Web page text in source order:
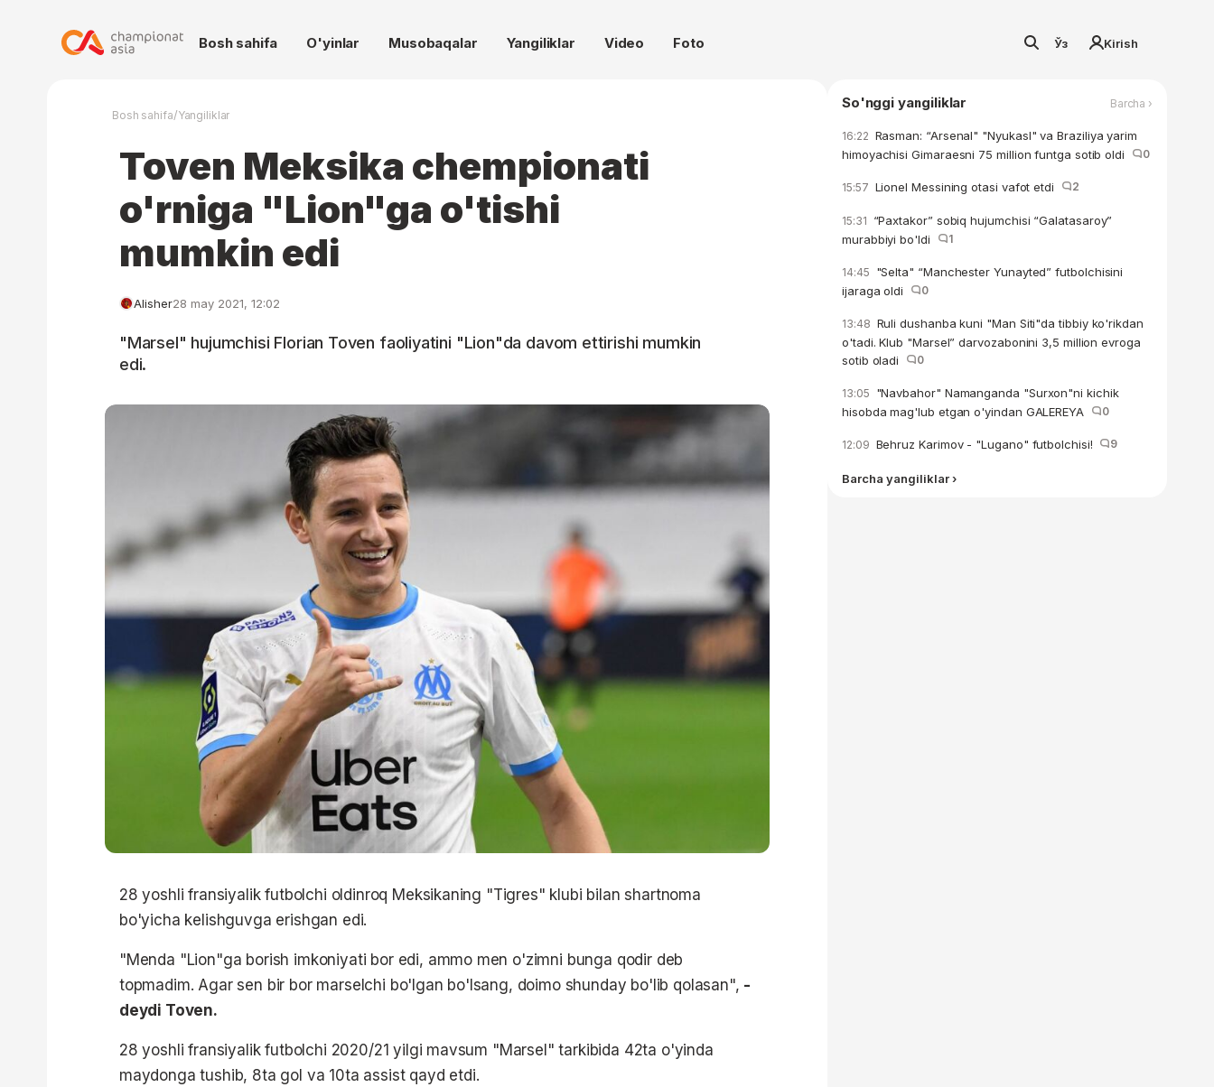
Bosh sahifa O'yinlar Musobaqalar Yangiliklar Video Foto Ўз Kirish
Bosh sahifa/Yangiliklar
Toven Meksika chempionati
o'rniga "Lion"ga o'tishi
mumkin edi
Alisher28 may 2021, 12:02
"Marsel" hujumchisi Florian Toven faoliyatini "Lion"da davom ettirishi mumkin
edi.
28 yoshli fransiyalik futbolchi oldinroq Meksikaning "Tigres" klubi bilan shartnoma
bo'yicha kelishguvga erishgan edi.
"Menda "Lion"ga borish imkoniyati bor edi, ammo men o'zimni bunga qodir deb
topmadim. Agar sen bir bor marselchi bo'lgan bo'lsang, doimo shunday bo'lib qolasan", -
deydi Toven.
28 yoshli fransiyalik futbolchi 2020/21 yilgi mavsum "Marsel" tarkibida 42ta o'yinda
maydonga tushib, 8ta gol va 10ta assist qayd etdi.
So'nggi yangiliklar Barcha ›
16:22 Rasman: “Arsenal" "Nyukasl" va Braziliya yarim
himoyachisi Gimaraesni 75 million funtga sotib oldi
0
15:57 Lionel Messining otasi vafot etdi 2
15:31 “Paxtakor” sobiq hujumchisi “Galatasaroy”
murabbiyi bo'ldi
1
14:45 "Selta" “Manchester Yunayted” futbolchisini
ijaraga oldi
0
13:48 Ruli dushanba kuni "Man Siti"da tibbiy ko'rikdan
o'tadi. Klub "Marsel” darvozabonini 3,5 million evroga
sotib oladi
0
13:05 "Navbahor" Namanganda "Surxon"ni kichik
hisobda mag'lub etgan o'yindan GALEREYA
0
12:09 Behruz Karimov - "Lugano" futbolchisi! 9
Barcha yangiliklar ›